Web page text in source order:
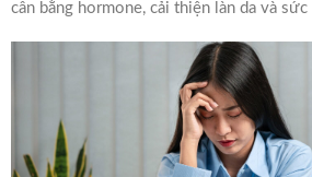
cân bằng hormone, cải thiện làn da và